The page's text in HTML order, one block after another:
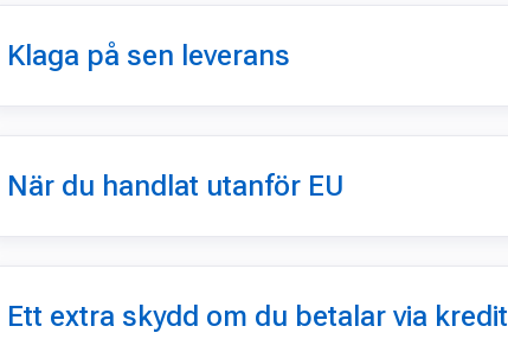
Klaga på sen leverans
När du handlat utanför EU
Ett extra skydd om du betalar via kredit